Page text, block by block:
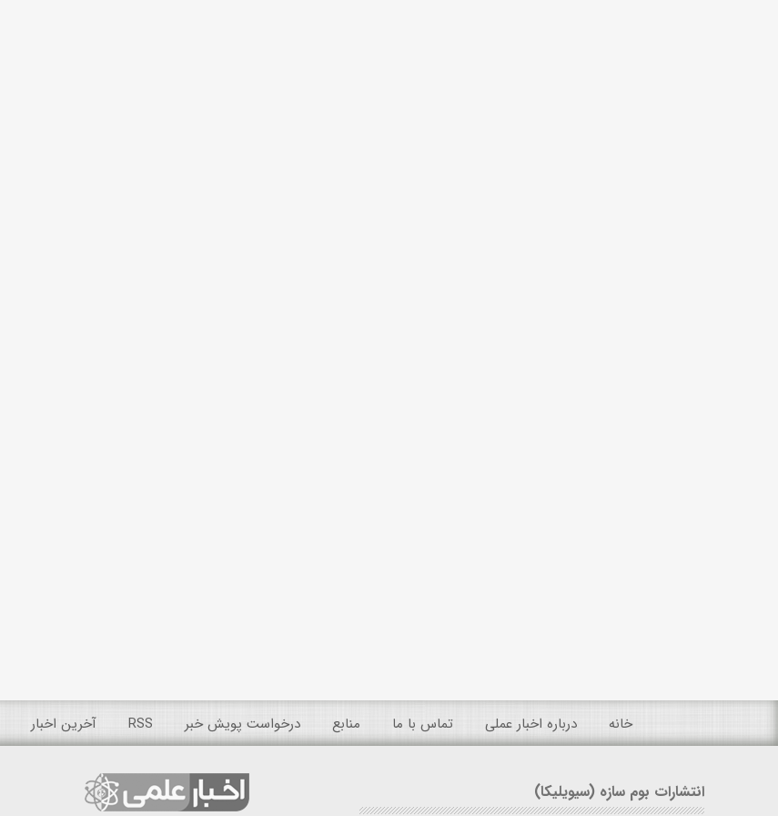
خانه درباره اخبار عملی تماس با ما منابع درخواست پویش خبر RSS آخرین اخبار
انتشارات بوم سازه (سیویلیکا)